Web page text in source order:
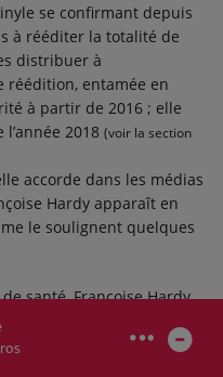
se confirmant depuis
à rééditer la totalité de
distribuer à
réédition, entamée en
à partir de 2016 ; elle
l’année 2018 (voir la section
accorde dans les médias
Hardy apparaît en
le soulignent quelques
santé, Françoise Hardy
Elle y témoigne de la
sur l’amour,